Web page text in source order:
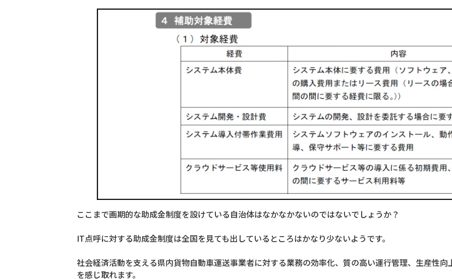
ここまで画期的な助成金制度を設けている自治体はなかなかないのではないでしょうか？
IT点呼に対する助成金制度は全国を見ても出しているところはかなり少ないようです。
社会経済活動を支える県内貨物自動車運送事業者に対する業務の効率化、質の高い運行管理、生産性
を感じ取れます。